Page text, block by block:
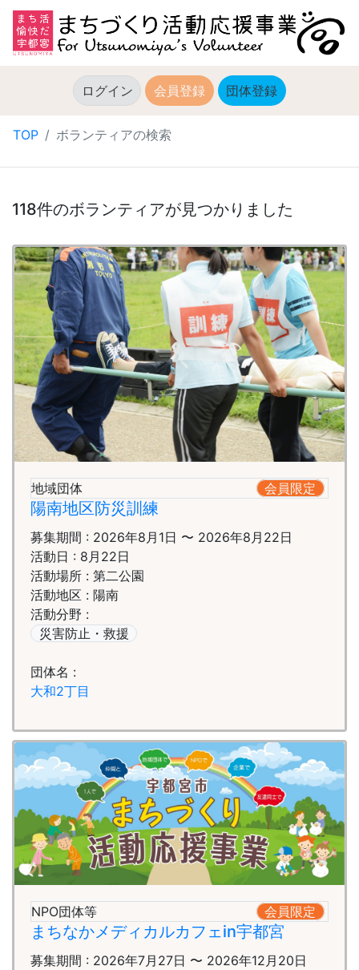
ログイン 会員登録 団体登録 (current)
TOP ボランティアの検索
118件のボランティアが見つかりました
地域団体 会員限定
陽南地区防災訓練
募集期間 : 2026年8月1日 〜 2026年8月22日
活動日 : 8月22日
活動場所 : 第二公園
活動地区 : 陽南
活動分野 :
災害防止・救援
団体名 :
大和2丁目
NPO団体等 会員限定
まちなかメディカルカフェin宇都宮
募集期間 : 2026年7月27日 〜 2026年12月20日